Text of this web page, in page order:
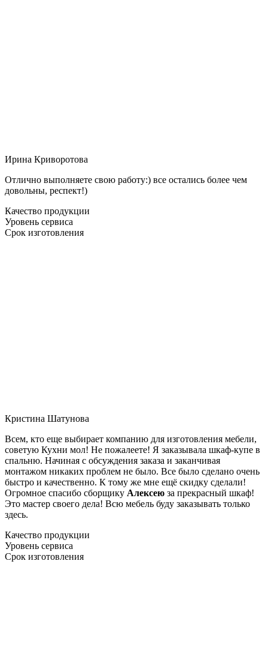
Ирина Криворотова
Отлично выполняете свою работу:) все остались более чем
довольны, респект!)
Качество продукции
Уровень сервиса
Срок изготовления
Кристина Шатунова
Всем, кто еще выбирает компанию для изготовления мебели,
советую Кухни мол! Не пожалеете! Я заказывала шкаф-купе в
спальню. Начиная с обсуждения заказа и заканчивая
монтажом никаких проблем не было. Все было сделано очень
быстро и качественно. К тому же мне ещё скидку сделали!
Огромное спасибо сборщику Алексею за прекрасный шкаф!
Это мастер своего дела! Всю мебель буду заказывать только
здесь.
Качество продукции
Уровень сервиса
Срок изготовления